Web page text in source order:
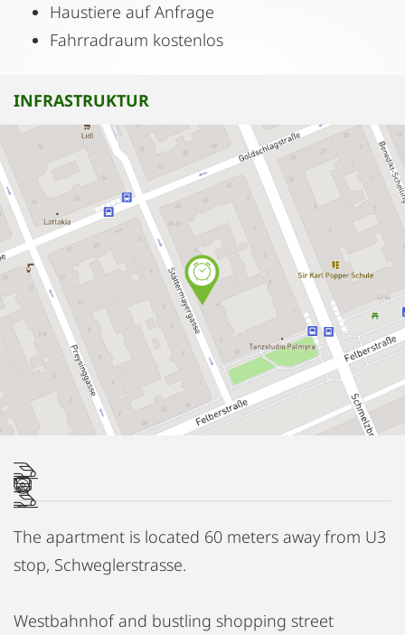
Haustiere auf Anfrage
Fahrradraum kostenlos
INFRASTRUKTUR
The apartment is located 60 meters away from U3
stop, Schweglerstrasse.
Westbahnhof and bustling shopping street